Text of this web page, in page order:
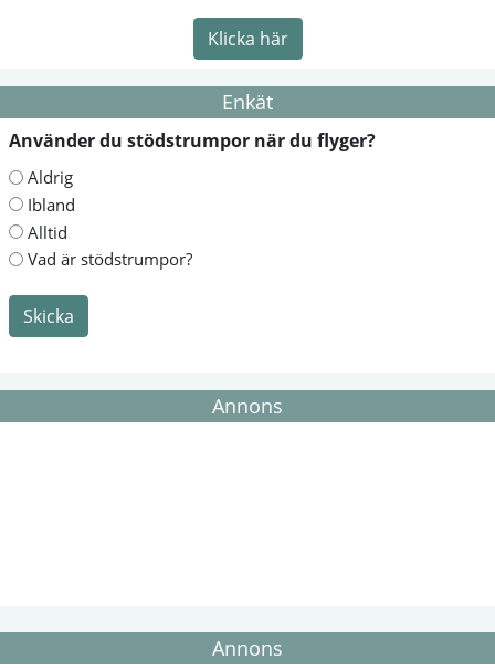
Klicka här
Enkät
Använder du stödstrumpor när du flyger?
Aldrig
Ibland
Alltid
Vad är stödstrumpor?
Skicka
Annons
Annons